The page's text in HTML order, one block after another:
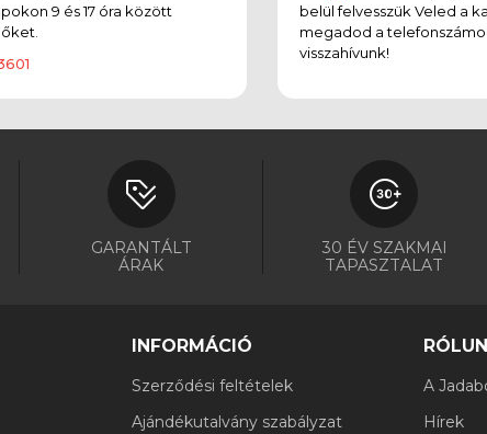
9 és 17 óra között
belül felvesszük Veled a
megadod a
visszahívunk!
GARANTÁLT
ÁRAK
30 ÉV SZAKMAI
TAPASZTALAT
INFORMÁCIÓ
Szerződési feltételek
Ajándékutalvány szabályzat
A
Hírek